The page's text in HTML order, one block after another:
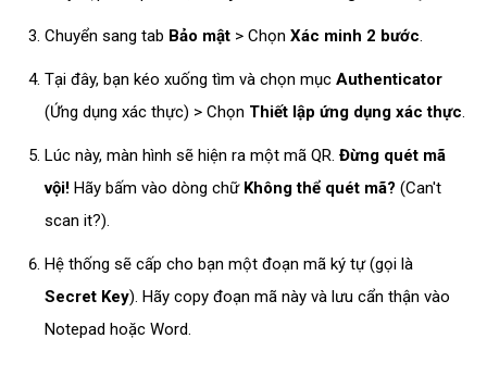
Chuyển sang tab Bảo mật > Chọn Xác minh 2 bước.
Tại đây, bạn kéo xuống tìm và chọn mục Authenticator
(Ứng dụng xác thực) > Chọn Thiết lập ứng dụng xác thực.
Lúc này, màn hình sẽ hiện ra một mã QR. Đừng quét mã
vội! Hãy bấm vào dòng chữ Không thể quét mã? (Can't
scan it?).
Hệ thống sẽ cấp cho bạn một đoạn mã ký tự (gọi là
Secret Key). Hãy copy đoạn mã này và lưu cẩn thận vào
Notepad hoặc Word.